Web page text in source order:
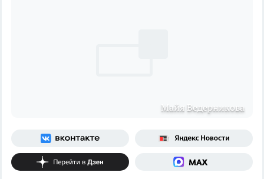
Майя Ведерникова